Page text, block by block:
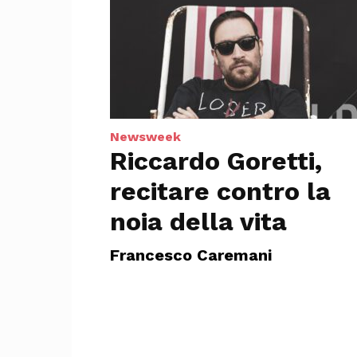
Newsweek
Riccardo Goretti,
recitare contro la
noia della vita
Francesco Caremani